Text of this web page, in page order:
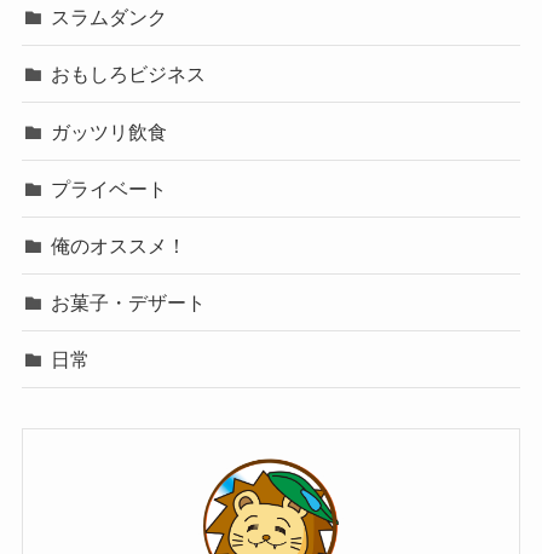
スラムダンク
おもしろビジネス
ガッツリ飲食
プライベート
俺のオススメ！
お菓子・デザート
日常